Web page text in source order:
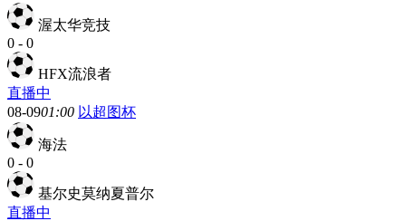
渥太华竞技
0 - 0
HFX流浪者
直播中
08-0901:00 以超图杯
海法
0 - 0
基尔史莫纳夏普尔
直播中